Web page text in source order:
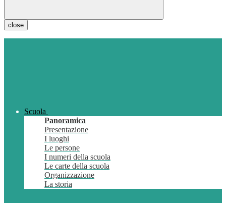
close
Scuola
Panoramica
Presentazione
I luoghi
Le persone
I numeri della scuola
Le carte della scuola
Organizzazione
La storia